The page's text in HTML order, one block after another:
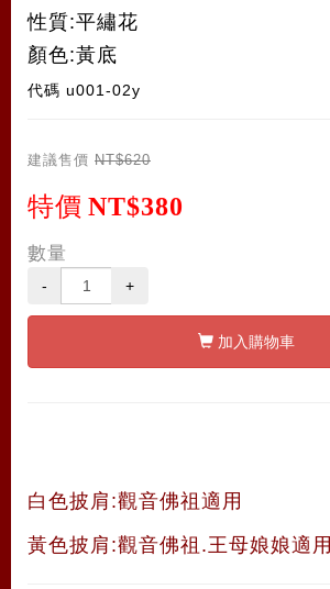
性質:平繡花
顏色:黃底
代碼 u001-02y
建議售價 NT$620
特價 NT$380
數量
- +
加入購物車
白色披肩:觀音佛祖適用
黃色披肩:觀音佛祖.王母娘娘適用